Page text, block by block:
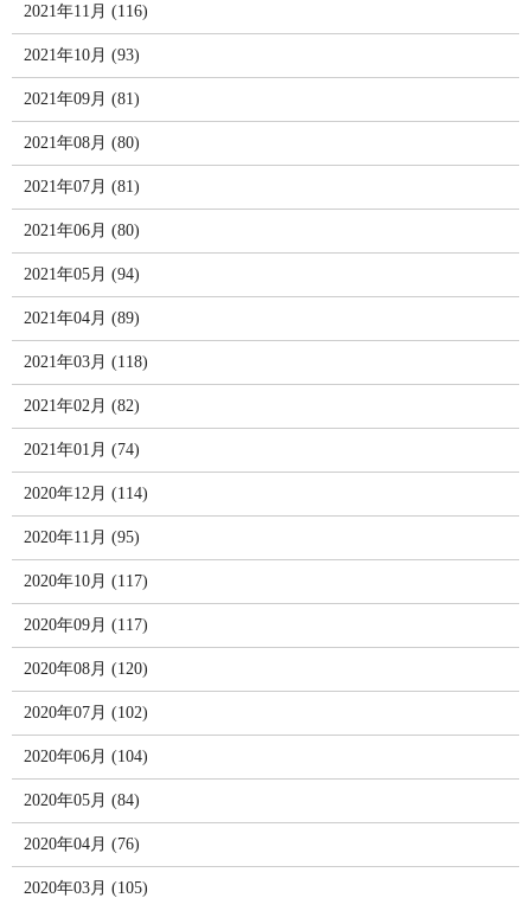
2021年11月 (116)
2021年10月 (93)
2021年09月 (81)
2021年08月 (80)
2021年07月 (81)
2021年06月 (80)
2021年05月 (94)
2021年04月 (89)
2021年03月 (118)
2021年02月 (82)
2021年01月 (74)
2020年12月 (114)
2020年11月 (95)
2020年10月 (117)
2020年09月 (117)
2020年08月 (120)
2020年07月 (102)
2020年06月 (104)
2020年05月 (84)
2020年04月 (76)
2020年03月 (105)